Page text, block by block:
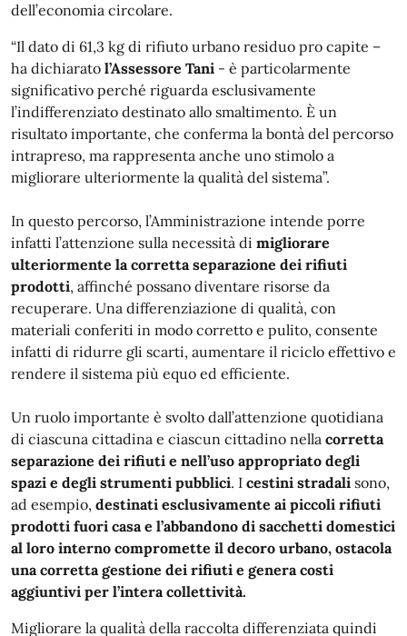
dell’economia circolare.
“Il dato di 61,3 kg di rifiuto urbano residuo pro capite –
ha dichiarato l’Assessore Tani - è particolarmente
significativo perché riguarda esclusivamente
l’indifferenziato destinato allo smaltimento. È un
risultato importante, che conferma la bontà del percorso
intrapreso, ma rappresenta anche uno stimolo a
migliorare ulteriormente la qualità del sistema”.
In questo percorso, l’Amministrazione intende porre
infatti l’attenzione sulla necessità di migliorare
ulteriormente la corretta separazione dei rifiuti
prodotti, affinché possano diventare risorse da
recuperare. Una differenziazione di qualità, con
materiali conferiti in modo corretto e pulito, consente
infatti di ridurre gli scarti, aumentare il riciclo effettivo e
rendere il sistema più equo ed efficiente.
Un ruolo importante è svolto dall’attenzione quotidiana
di ciascuna cittadina e ciascun cittadino nella corretta
separazione dei rifiuti e nell’uso appropriato degli
spazi e degli strumenti pubblici. I cestini stradali sono,
ad esempio, destinati esclusivamente ai piccoli rifiuti
prodotti fuori casa e l’abbandono di sacchetti domestici
al loro interno compromette il decoro urbano, ostacola
una corretta gestione dei rifiuti e genera costi
aggiuntivi per l’intera collettività.
Migliorare la qualità della raccolta differenziata quindi